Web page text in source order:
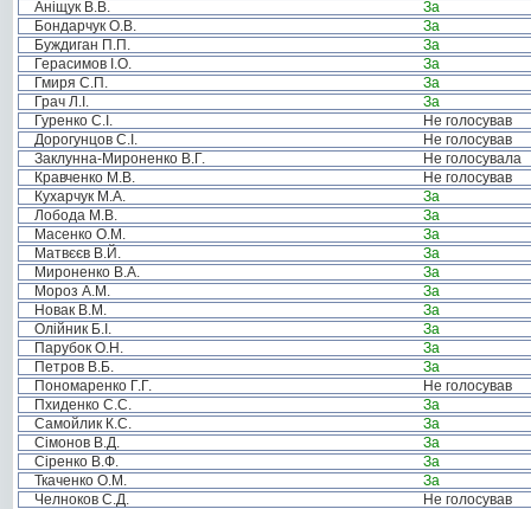
Аніщук В.В.
За
Бондарчук О.В.
За
Буждиган П.П.
За
Герасимов І.О.
За
Гмиря С.П.
За
Грач Л.І.
За
Гуренко С.І.
Не голосував
Дорогунцов С.І.
Не голосував
Заклунна-Мироненко В.Г.
Не голосувала
Кравченко М.В.
Не голосував
Кухарчук М.А.
За
Лобода М.В.
За
Масенко О.М.
За
Матвєєв В.Й.
За
Мироненко В.А.
За
Мороз А.М.
За
Новак В.М.
За
Олійник Б.І.
За
Парубок О.Н.
За
Петров В.Б.
За
Пономаренко Г.Г.
Не голосував
Пхиденко С.С.
За
Самойлик К.С.
За
Сімонов В.Д.
За
Сіренко В.Ф.
За
Ткаченко О.М.
За
Челноков С.Д.
Не голосував